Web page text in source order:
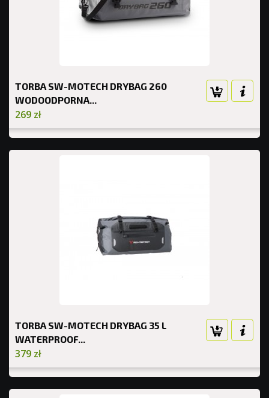
TORBA SW-MOTECH DRYBAG 260
WODOODPORNA...
269 zł
TORBA SW-MOTECH DRYBAG 35 L
WATERPROOF...
379 zł